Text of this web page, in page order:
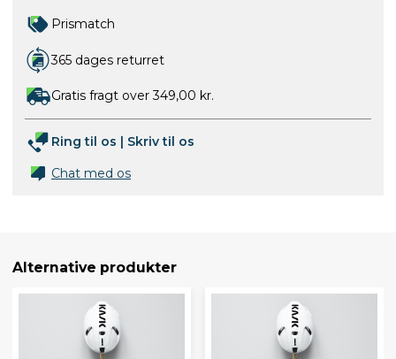
Prismatch
365 dages returret
Gratis fragt over 349,00 kr.
Ring til os | Skriv til os
Chat med os
Alternative produkter